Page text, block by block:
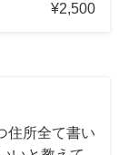
¥2,500
住所全て書い